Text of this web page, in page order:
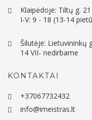
Klaipėdoje: Tiltų g.
I-V: 9 - 18 (13-14
Šilutėje: Lietuvininkų
14 VII- nedirbame
KONTAKTAI
+37067732432
info@imeistras.lt